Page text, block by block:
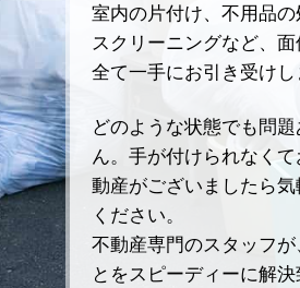
室内の片付け、不用品
スクリーニングなど、
全て一手にお引き受けし
どのような状態でも問
ん。手が付けられなく
動産がございましたら
ください。
不動産専門のスタッフ
とをスピーディーに解決